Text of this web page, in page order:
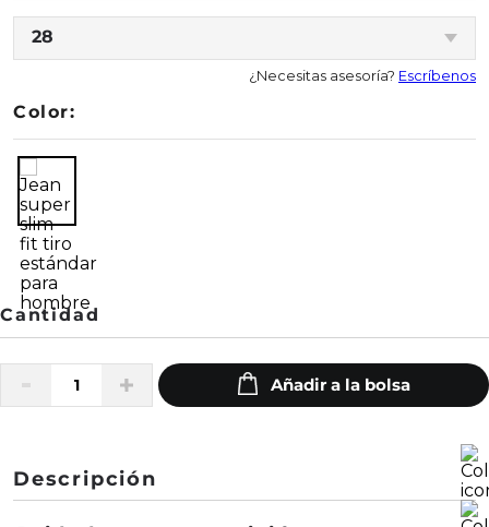
28
¿Necesitas asesoría? Escríbenos
Color:
Descripción